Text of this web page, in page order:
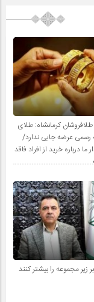
کرمانشاه: طلای
رسمی عرضه جایی ندارد/
درباره خرید از افراد فاقد
زیر مجموعه را بیشتر کنند